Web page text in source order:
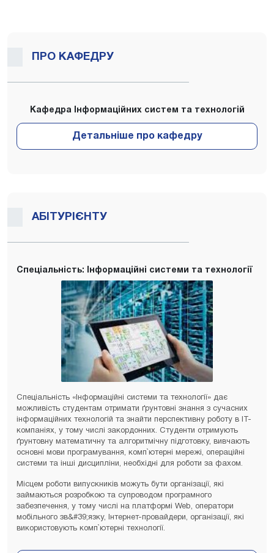
ПРО КАФЕДРУ
Кафедра Інформаційних систем та технологій
АБІТУРІЄНТУ
Спеціальність: Інформаційні системи та технології
Спеціальність «Інформаційні системи та технології» дає
можливість студентам отримати ґрунтовні знання з сучасних
інформаційних технологій та знайти перспективну роботу в ІТ-
компаніях, у тому числі закордонних. Студенти отримують
ґрунтовну математичну та алгоритмічну підготовку, вивчають
основні мови програмування, комп`ютерні мережі, операційні
системи та інші дисципліни, необхідні для роботи за фахом.
Місцем роботи випускників можуть бути організації, які
займаються розробкою та супроводом програмного
забезпечення, у тому числі на платформі Web, оператори
мобільного зв&#39;язку, Інтернет-провайдери, організації, які
використовують комп`ютерні технології.